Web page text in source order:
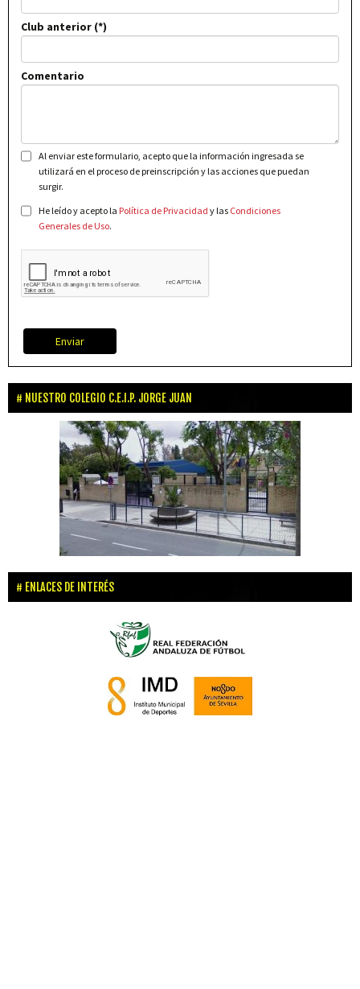
Club anterior
Comentario
Al enviar este formulario, acepto que la información ingresada se
utilizará en el proceso de preinscripción y las acciones que puedan
surgir.
He leído y acepto la Política de Privacidad y las Condiciones
Generales de Uso.
Enviar
NUESTRO COLEGIO C.E.I.P. JORGE JUAN
ENLACES DE INTERÉS